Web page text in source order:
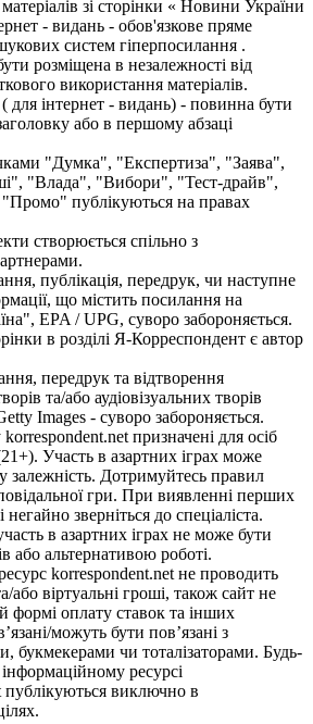
зі сторінки « Новини України
- видань - обов'язкове пряме
систем гіперпосилання .
розміщена в незалежності від
використання матеріалів.
для інтернет - видань) - повинна бути
або в першому абзаці
"Думка", "Експертиза", "Заява",
"Влада", "Вибори", "Тест-драйв",
публікуються на правах
створюється спільно з
публікація, передрук, чи наступне
що містить посилання на
EPA / UPG, суворо забороняється.
в розділі Я-Корреспондент є автор
передрук та відтворення
та/або аудіовізуальних творів
Images - суворо забороняється.
призначені для осіб
Участь в азартних іграх може
залежність. Дотримуйтесь правил
гри. При виявленні перших
негайно зверніться до спеціаліста.
в азартних іграх не може бути
або альтернативою роботі.
korrespondent.net не проводить
або віртуальні гроші, також сайт не
формі оплату ставок та інших
можуть бути пов’язані з
букмекерами чи тоталізаторами. Будь-
ресурсі
публікуються виключно в